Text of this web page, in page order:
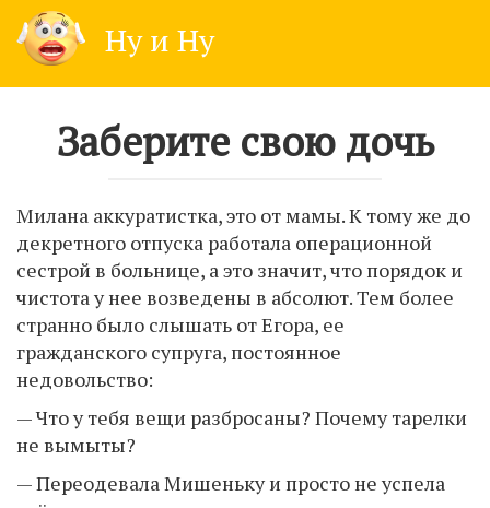
content
Ну и Ну
Заберите свою дочь
Милана аккуратистка, это от мамы. К тому же до
декретного отпуска работала операционной
сестрой в больнице, а это значит, что порядок и
чистота у нее возведены в абсолют. Тем более
странно было слышать от Егора, ее
гражданского супруга, постоянное
недовольство:
— Что у тебя вещи разбросаны? Почему тарелки
не вымыты?
— Переодевала Мишеньку и просто не успела